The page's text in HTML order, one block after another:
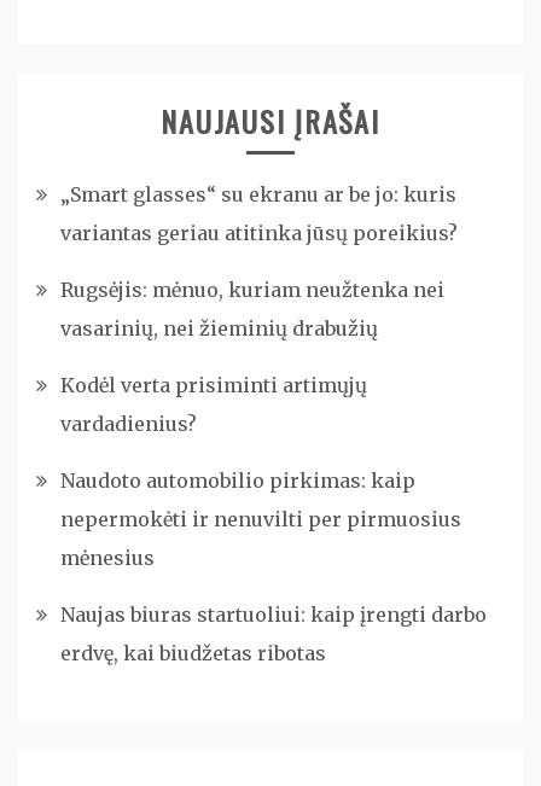
NAUJAUSI ĮRAŠAI
„Smart glasses“ su ekranu ar be jo: kuris
variantas geriau atitinka jūsų poreikius?
Rugsėjis: mėnuo, kuriam neužtenka nei
vasarinių, nei žieminių drabužių
Kodėl verta prisiminti artimųjų
vardadienius?
Naudoto automobilio pirkimas: kaip
nepermokėti ir nenuvilti per pirmuosius
mėnesius
Naujas biuras startuoliui: kaip įrengti darbo
erdvę, kai biudžetas ribotas